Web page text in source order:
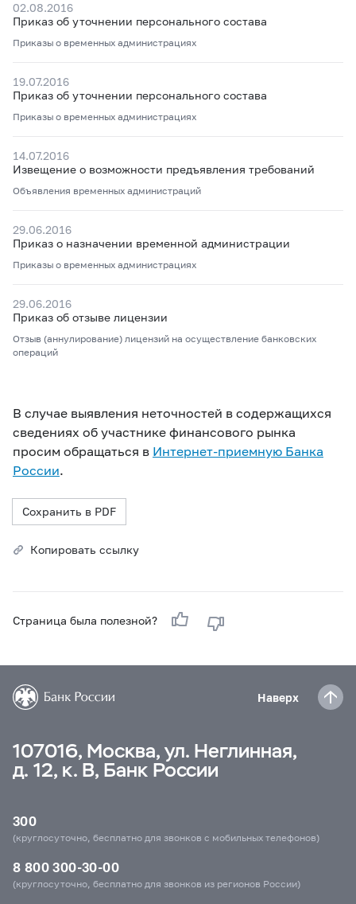
02.08.2016
Приказ об уточнении персонального состава
Приказы о временных администрациях
19.07.2016
Приказ об уточнении персонального состава
Приказы о временных администрациях
14.07.2016
Извещение о возможности предъявления требований
Объявления временных администраций
29.06.2016
Приказ о назначении временной администрации
Приказы о временных администрациях
29.06.2016
Приказ об отзыве лицензии
Отзыв (аннулирование) лицензий на осуществление банковских
операций
В случае выявления неточностей в содержащихся
сведениях об участнике финансового рынка
просим обращаться в Интернет-приемную Банка
России.
Сохранить в PDF
Копировать ссылку
Страница была полезной?
Наверх
107016, Москва, ул. Неглинная,
д. 12, к. В, Банк России
300
(круглосуточно, бесплатно для звонков с мобильных телефонов)
8 800 300-30-00
(круглосуточно, бесплатно для звонков из регионов России)